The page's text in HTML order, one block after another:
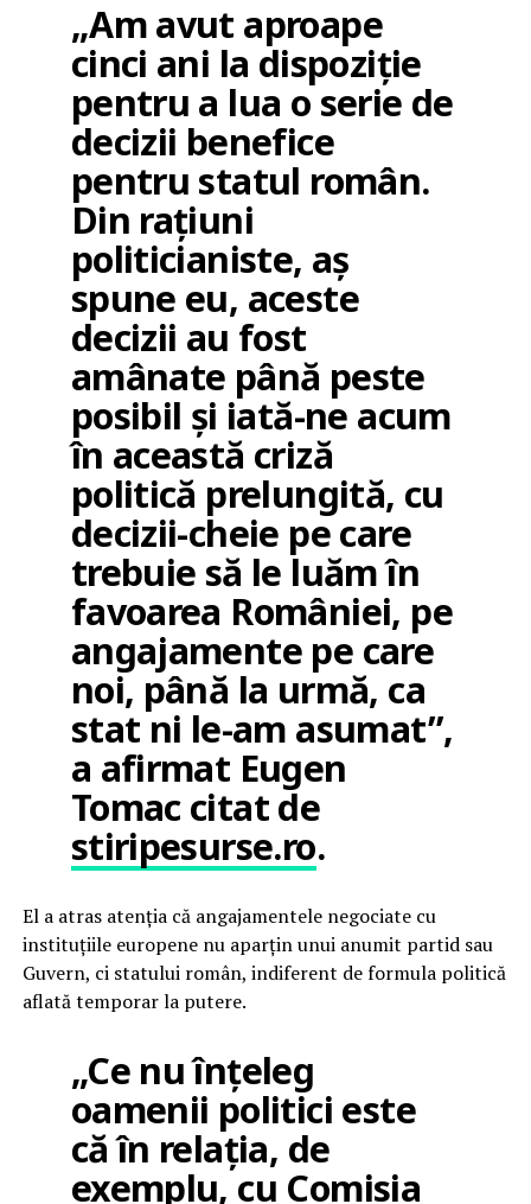
„Am avut aproape
cinci ani la dispoziție
pentru a lua o serie de
decizii benefice
pentru statul român.
Din rațiuni
politicianiste, aș
spune eu, aceste
decizii au fost
amânate până peste
posibil și iată-ne acum
în această criză
politică prelungită, cu
decizii-cheie pe care
trebuie să le luăm în
favoarea României, pe
angajamente pe care
noi, până la urmă, ca
stat ni le-am asumat”,
a afirmat Eugen
Tomac citat de
stiripesurse.ro.
El a atras atenția că angajamentele negociate cu
instituțiile europene nu aparțin unui anumit partid sau
Guvern, ci statului român, indiferent de formula politică
aflată temporar la putere.
„Ce nu înțeleg
oamenii politici este
că în relația, de
exemplu, cu Comisia